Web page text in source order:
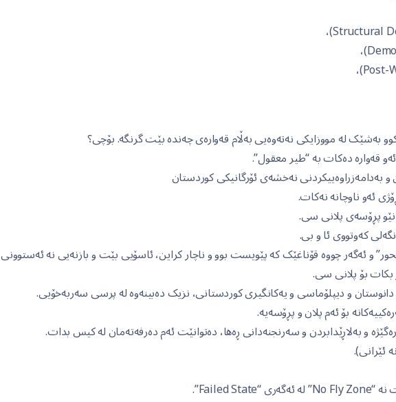
بەشێک لە مووزایکی نەتەوەیی بەڵام قەوارەی چەندە بێت گرنگە. بۆچی؟
قەوارە دەکات بە “طیر معقول”.
نەخشەی ئۆرگانیکی کوردستان
ئەو ناوچانە نەکات.
پڕۆسەی پلانی سی.
کەوتووی ئا و بی.
و ئەگەر چووە قۆناغێک کە پێویست بوو و ناچار کراین، ئاسۆیی بێت و بازنەیی نە ئەستوونی
بۆ پلانی سی.
و دیپلۆماسی و یەکانگیری کوردستانی، نزیک دەبینەوە لە پرسی سەربەخۆیی.
بۆ ئەم پلان و پڕۆسەیە.
و بەلاڕێدابردن و سەرنجنەدانی ڕەها، دەتوانێت ئەم دەرفەتەمان لە کیس بدات.
ئێرانی).